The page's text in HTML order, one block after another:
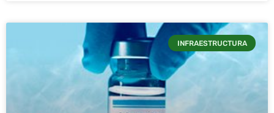
INFRAESTRUCTURA